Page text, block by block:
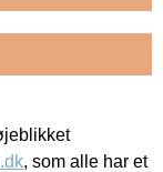
, som alle har et